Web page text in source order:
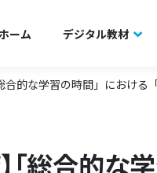
ーム デジタル教材
合的な学習の時間」におけ
「総合的な